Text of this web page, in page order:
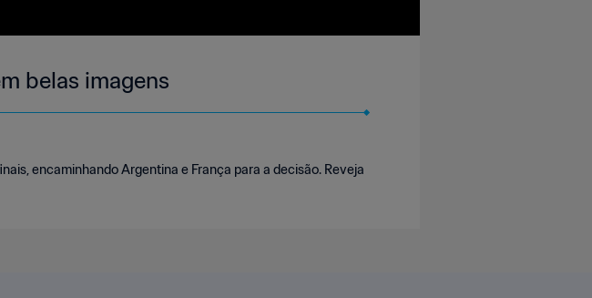
belas imagens
encaminhando Argentina e França para a decisão. Reveja